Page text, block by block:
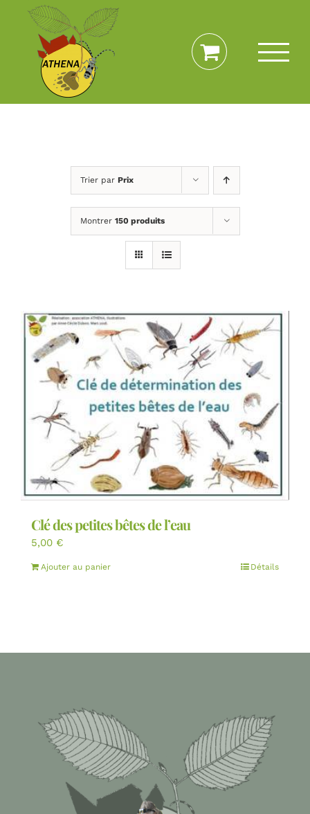
Passer
contenu
Trier par Prix
Montrer 150 produits
Clé des petites bêtes de l’eau
5,00 €
Ajouter au panier Détails